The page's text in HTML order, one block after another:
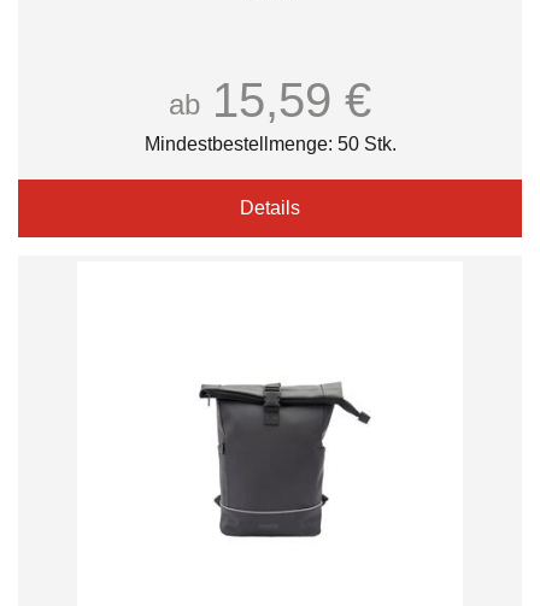
ab 15,59 €
Mindestbestellmenge: 50 Stk.
Details